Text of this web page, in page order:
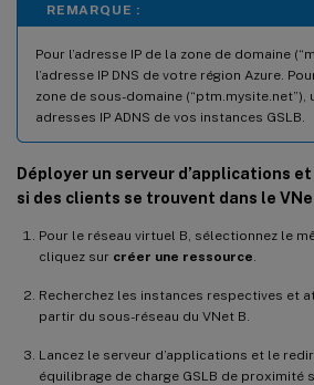
REMARQUE :
Pour l’adresse IP de la zone de domaine
l’adresse IP DNS de votre région Azure.
zone de sous-domaine
adresses IP ADNS de vos instances GSLB.
Déployer un serveur d’applications
si des clients se trouvent dans le
Pour le réseau virtuel B, sélectionnez le
cliquez sur créer une ressource
Recherchez les instances respectives et
partir du sous-réseau du VNet B.
Lancez le serveur d’applications et le
équilibrage de charge GSLB de proximité